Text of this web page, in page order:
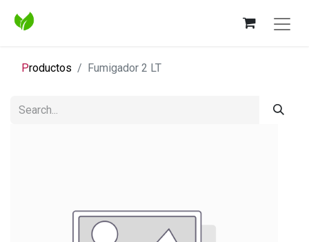
Productos Fumigador 2 LT